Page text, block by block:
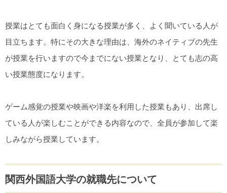
授業はとても面白く身になる授業が多く、よく聞いている人が
目立ちます。特にその大きな理由は、海外のネイティブの先生
が授業を行いますので今までにない授業となり、とても志の高
い授業態度になります。
ゲーム感覚の授業や映画や洋楽を利用した授業もあり、出席し
ている人が楽しむことができる内容なので、全員が参加して楽
しみながら授業しています。
関西外国語大学の就職先について